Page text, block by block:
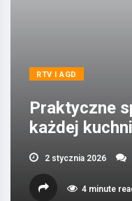
RTV I AGD
Praktyczne
każdej
2 stycznia 2026
4 minute